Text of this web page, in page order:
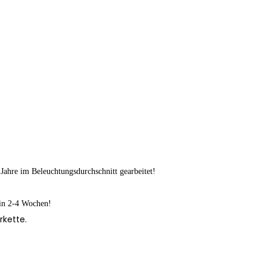
im Beleuchtungsdurchschnitt gearbeitet!
2-4 Wochen!